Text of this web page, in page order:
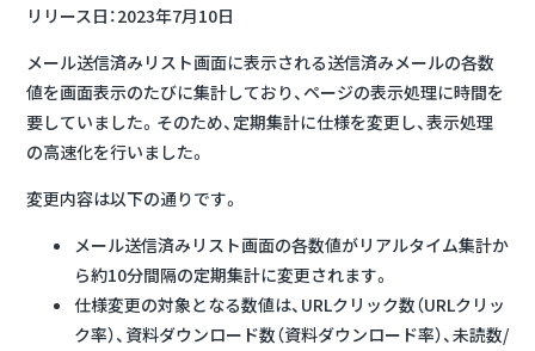
リリース日：2023年7月10日
メール送信済みリスト画面に表示される送信済みメールの各数
値を画面表示のたびに集計しており、ページの表示処理に時間を
要していました。そのため、定期集計に仕様を変更し、表示処理
の高速化を行いました。
変更内容は以下の通りです。
メール送信済みリスト画面の各数値がリアルタイム集計か
ら約10分間隔の定期集計に変更されます。
仕様変更の対象となる数値は、URLクリック数（URLクリッ
ク率）、資料ダウンロード数（資料ダウンロード率）、未読数/